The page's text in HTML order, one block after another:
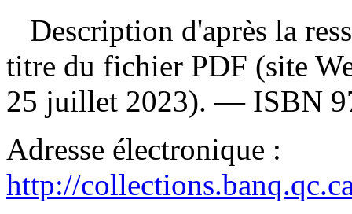
Description d'après la
titre du fichier PDF (site
25 juillet 2023). — ISBN
Adresse électronique :
http://